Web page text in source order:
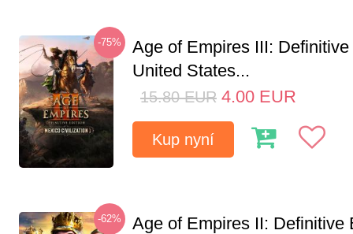
-75%
Age of Empires III:
United States...
15.80 EUR 4.00 EUR
Kup nyní
-62%
Age of Empires II: Definitive